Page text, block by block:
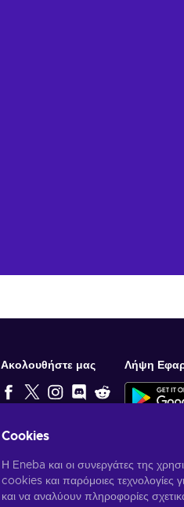
Ακολουθήστε μας
ΕΠΙΛΟΓΉ
ΣΥΝΤΆΚΤΗ
Λήψη
Cookies
Η Eneba και οι συνεργάτες της
cookies και παρόμοιες τεχνολογίες
και να αναλύουν πληροφορίες